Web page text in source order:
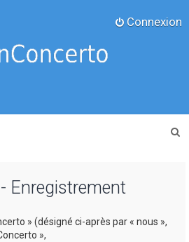
Connexion
Enregistrement
» (désigné ci-après par « nous »,
»,